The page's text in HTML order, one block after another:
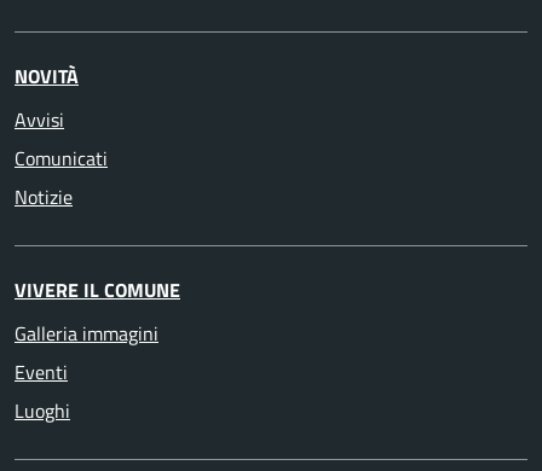
NOVITÀ
Avvisi
Comunicati
Notizie
VIVERE IL COMUNE
Galleria immagini
Eventi
Luoghi